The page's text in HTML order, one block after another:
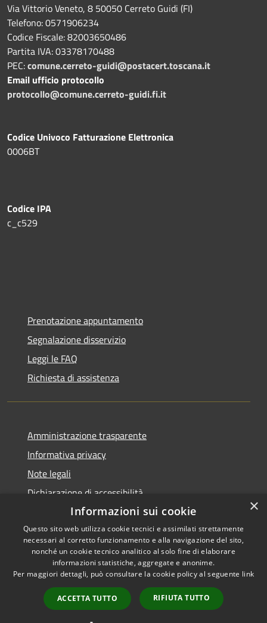
Via Vittorio Veneto, 8 50050 Cerreto Guidi (FI)
Telefono: 0571906234
Codice Fiscale: 82003650486
Partita IVA: 03378170488
PEC:comune.cerreto-guidi@postacert.toscana.it
Email ufficio protocollo
protocollo@comune.cerreto-guidi.fi.it
Codice Univoco Fatturazione Elettronica
0006BT
Codice IPA
c_c529
Prenotazione appuntamento
Segnalazione disservizio
Leggi le FAQ
Richiesta di assistenza
Amministrazione trasparente
Informativa privacy
Note legali
Dichiarazione di accessibilità
Accessibilità
Privacy
Mappa del sito
Copyright © 2026 • Comune di
Cerreto Guidi • Powered by
Municipium
Accesso
redazione
×
Informazioni sui cookie
Questo sito web utilizza cookie tecnici e assimilati strettamente
necessari al corretto funzionamento e alla navigazione del sito,
nonché un cookie tecnico analitico al solo fine di elaborare
informazioni statistiche, aggregate e anonime.
Per maggiori dettagli, può consultare la cookie policy al seguente link
ACCETTA TUTTO RIFIUTA TUTTO